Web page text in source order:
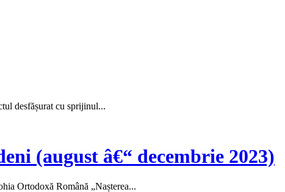
desfășurat cu sprijinul...
(august â€“ decembrie 2023)
Ortodoxă Română „Nașterea...